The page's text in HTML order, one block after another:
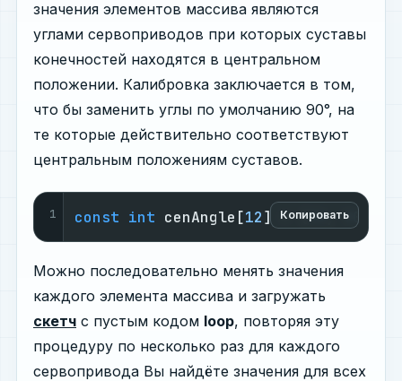
значения элементов массива являются
углами сервоприводов при которых суставы
конечностей находятся в центральном
положении. Калибровка заключается в том,
что бы заменить углы по умолчанию 90°, на
те которые действительно соответствуют
центральным положениям суставов.
Копировать
1 const int cenAngle[12] = {90, 90
Можно последовательно менять значения
каждого элемента массива и загружать
скетч с пустым кодом loop, повторяя эту
процедуру по несколько раз для каждого
сервопривода Вы найдёте значения для всех